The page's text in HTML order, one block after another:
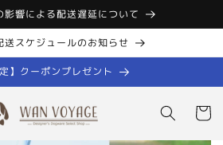
影響による配送遅延について
送スケジュールのお知らせ
】クーポンプレゼント
ー